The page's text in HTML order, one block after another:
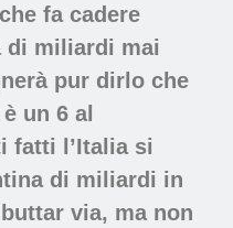
fa cadere
di miliardi mai
pur dirlo che
un 6 al
fatti l’Italia si
di miliardi in
via, ma non